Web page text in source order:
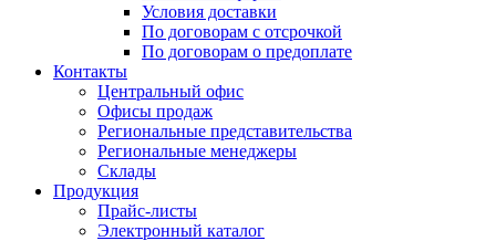
Условия доставки
По договорам с отсрочкой
По договорам о предоплате
Контакты
Центральный офис
Офисы продаж
Региональные представительства
Региональные менеджеры
Склады
Продукция
Прайс-листы
Электронный каталог